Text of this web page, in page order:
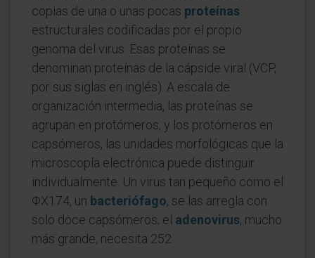
copias de una o unas pocas proteínas
estructurales codificadas por el propio
genoma del virus. Esas proteínas se
denominan proteínas de la cápside viral (VCP,
por sus siglas en inglés). A escala de
organización intermedia, las proteínas se
agrupan en protómeros, y los protómeros en
capsómeros, las unidades morfológicas que la
microscopía electrónica puede distinguir
individualmente. Un virus tan pequeño como el
ΦX174, un bacteriófago, se las arregla con
solo doce capsómeros; el adenovirus, mucho
más grande, necesita 252.